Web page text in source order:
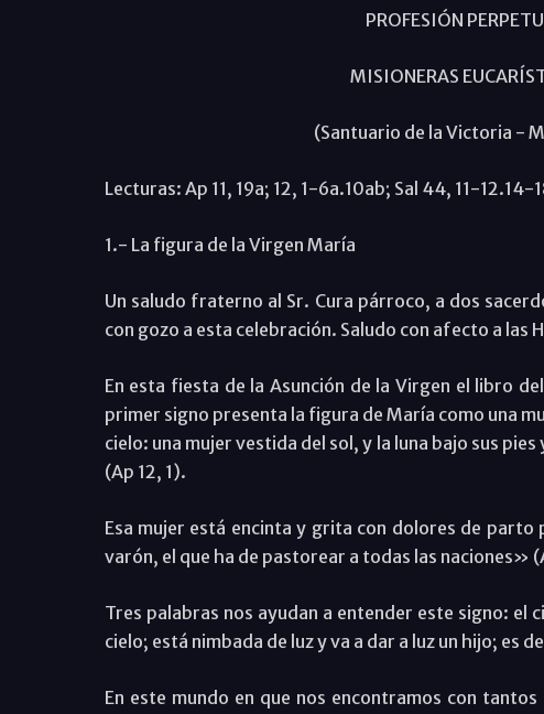
PROFESIÓN
MISIONERAS
(Santuario de la Victoria -
Lecturas: Ap 11, 19a; 12, 1-6a.10ab; Sal 44, 11-12.14-
1.- La figura de la Virgen María
Un saludo fraterno al Sr. Cura párroco, a dos
con gozo a esta celebración. Saludo con afecto a las
En esta fiesta de la Asunción de la Virgen el libro
primer signo presenta la figura de María como una
cielo: una mujer vestida del sol, y la luna bajo sus
(Ap 12, 1).
Esa mujer está encinta y grita con dolores de
varón, el que ha de pastorear a todas las naciones»
Tres palabras nos ayudan a entender este signo: el
cielo; está nimbada de luz y va a dar a luz un hijo; es
En este mundo en que nos encontramos con